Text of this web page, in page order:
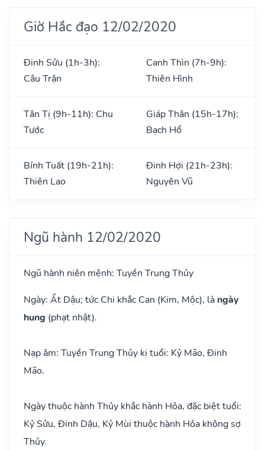
Giờ Hắc đạo 12/02/2020
Đinh Sửu (1h-3h):
Câu Trận
Canh Thìn (7h-9h):
Thiên Hình
Tân Tị (9h-11h): Chu
Tước
Giáp Thân (15h-17h):
Bạch Hổ
Bính Tuất (19h-21h):
Thiên Lao
Đinh Hợi (21h-23h):
Nguyên Vũ
Ngũ hành 12/02/2020
Ngũ hành niên mệnh: Tuyền Trung Thủy
Ngày: Ất Dậu; tức Chi khắc Can (Kim, Mộc), là ngày
hung (phạt nhật).
Nạp âm: Tuyền Trung Thủy kị tuổi: Kỷ Mão, Đinh
Mão.
Ngày thuộc hành Thủy khắc hành Hỏa, đặc biệt tuổi:
Kỷ Sửu, Đinh Dậu, Kỷ Mùi thuộc hành Hỏa không sợ
Thủy.